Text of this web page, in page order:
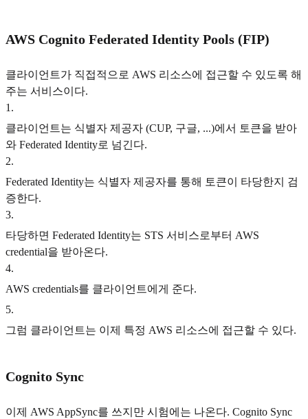
AWS Cognito Federated Identity Pools (FIP)
클라이언트가 직접적으로 AWS 리소스에 접근할 수 있도록 해
주는 서비스이다.
1 .
클라이언트는 식별자 제공자 (CUP, 구글, ...)에서 토큰을 받아
와 Federated Identity로 넘긴다.
2.
Federated Identity는 식별자 제공자를 통해 토큰이 타당한지 검
증한다.
3.
타당하면 Federated Identity는 STS 서비스로부터 AWS
credential을 받아온다.
4.
AWS credentials를 클라이언트에게 준다.
5.
그럼 클라이언트는 이제 특정 AWS 리소스에 접근할 수 있다.
Cognito Sync
이제 AWS AppSync를 쓰지만 시험에는 나온다. Cognito Sync